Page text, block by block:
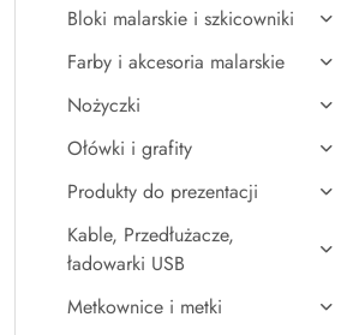
Bloki malarskie i szkicowniki
Farby i akcesoria malarskie
Nożyczki
Ołówki i grafity
Produkty do prezentacji
Kable, Przedłużacze,
ładowarki USB
Metkownice i metki